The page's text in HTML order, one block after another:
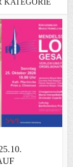
KATEGORIE